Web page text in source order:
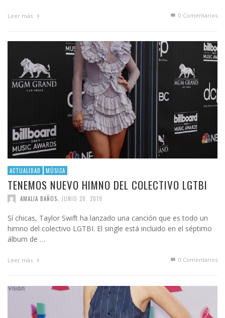
Leer más 0 Comentarios
ACTUALIDAD MÚSICA
TENEMOS NUEVO HIMNO DEL COLECTIVO LGTBI
AMALIA BAÑOS JUNIO 20, 2019
Sí chicas, Taylor Swift ha lanzado una canción que es todo un
himno del colectivo LGTBI. El single está incluido en el séptimo
álbum de …
Leer más 0 Comentarios